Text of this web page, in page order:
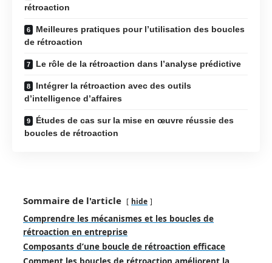
rétroaction
Meilleures pratiques pour l’utilisation des boucles
de rétroaction
Le rôle de la rétroaction dans l’analyse prédictive
Intégrer la rétroaction avec des outils
d’intelligence d’affaires
Études de cas sur la mise en œuvre réussie des
boucles de rétroaction
Sommaire de l'article hide
Comprendre les mécanismes et les boucles de
rétroaction en entreprise
Composants d’une boucle de rétroaction efficace